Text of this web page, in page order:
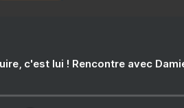
c'est lui ! Rencontre avec